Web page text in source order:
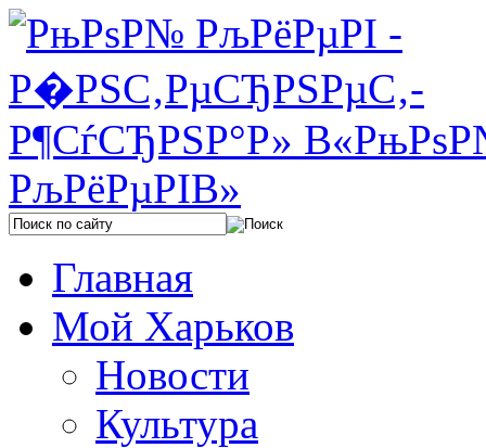
Главная
Мой Харьков
Новости
Культура